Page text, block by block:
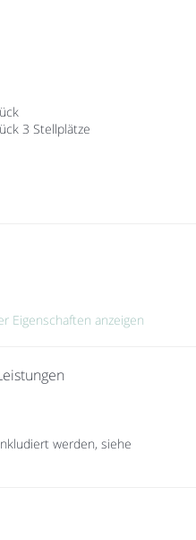
3 Stellplätze
Eigenschaften anzeigen
werden, siehe